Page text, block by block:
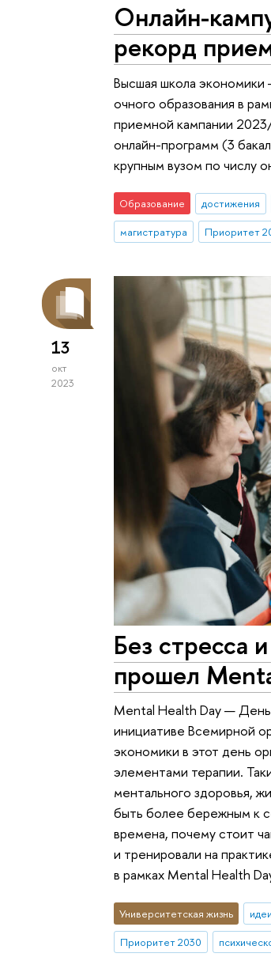
Онлайн-
рекорд
Высшая школа экономики
очного образования в
приемной кампании
онлайн-программ (3
крупным вузом по числу
Образование достижения
магистратура
Приоритет
13
окт
2023
Без стресса
прошел
Mental Health Day — День
инициативе Всемирной
экономики в этот день
элементами терапии.
ментального здоровья,
быть более бережным к
времена, почему стоит
и тренировали на
в рамках Mental Health
Университетская жизнь
Приоритет 2030